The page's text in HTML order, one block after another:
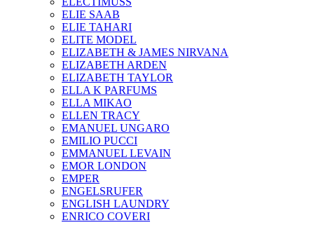
ELIE SAAB
ELIE TAHARI
ELITE MODEL
ELIZABETH & JAMES NIRVANA
ELIZABETH ARDEN
ELIZABETH TAYLOR
ELLA K PARFUMS
ELLA MIKAO
ELLEN TRACY
EMANUEL UNGARO
EMILIO PUCCI
EMMANUEL LEVAIN
EMOR LONDON
EMPER
ENGELSRUFER
ENGLISH LAUNDRY
ENRICO COVERI